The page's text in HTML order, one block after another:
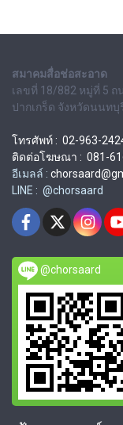
สมาคมสื่อช่อสะอาด
เลขที่ 18/882 หมู่ที่ 5
ปากเกร็ด จังหวัดนนทบุ
โทรศัพท์ : 02-963-
ติดต่อโฆษณา : 081-
อีเมลล์ :
LINE : @chorsaard
@chorsaard